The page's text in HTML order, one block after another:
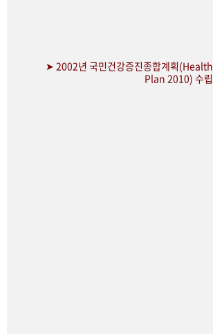
➤ 2002년 국민건강증진종합계획(Health
Plan 2010) 수립